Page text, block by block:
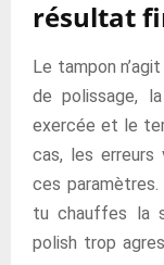
résultat
Le tampon
de polissage,
exercée et le
cas, les erreurs
ces
tu chauffes la
polish trop